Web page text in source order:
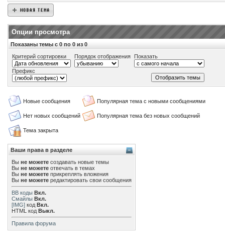
Опции просмотра
Показаны темы с 0 по 0 из 0
Критерий сортировки
Порядок отображения Показать
Префикс
Новые сообщения Популярная тема с новыми сообщениями
Нет новых сообщений Популярная тема без новых сообщений
Тема закрыта
Ваши права в разделе
Вы не можете создавать новые темы
Вы не можете отвечать в темах
Вы не можете прикреплять вложения
Вы не можете редактировать свои сообщения
BB коды Вкл.
Смайлы Вкл.
[IMG] код Вкл.
HTML код Выкл.
Правила форума